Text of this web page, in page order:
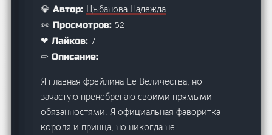
💎 Автор: Цыбанова Надежда
👀 Просмотров: 52
❤ Лайков:7
✏ Описание:
Я главная фрейлина Ее Величества, но
зачастую пренебрегаю своими прямыми
обязанностями. Я официальная фаворитка
короля и принца, но никогда не